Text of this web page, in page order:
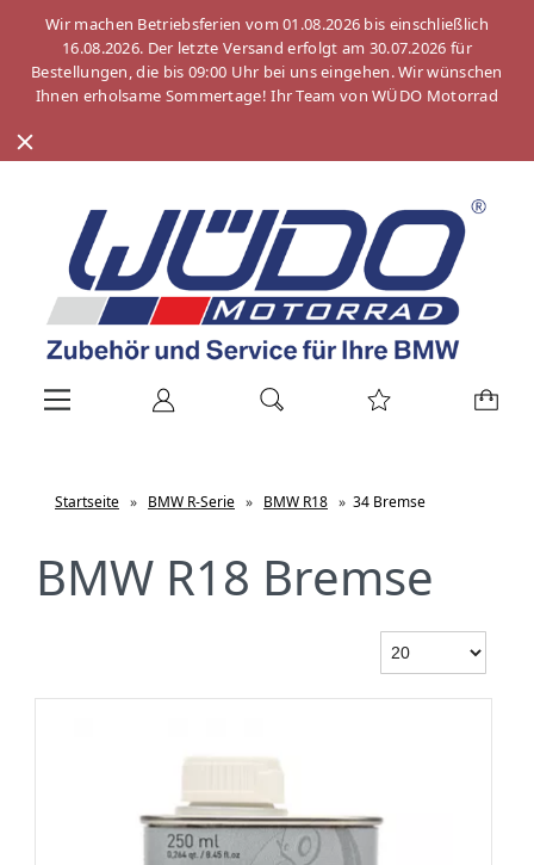
Wir machen Betriebsferien vom 01.08.2026 bis einschließlich
16.08.2026. Der letzte Versand erfolgt am 30.07.2026 für
Bestellungen, die bis 09:00 Uhr bei uns eingehen. Wir wünschen
Ihnen erholsame Sommertage! Ihr Team von WÜDO Motorrad
Startseite » BMW R-Serie » BMW R18 » 34 Bremse
BMW R18 Bremse